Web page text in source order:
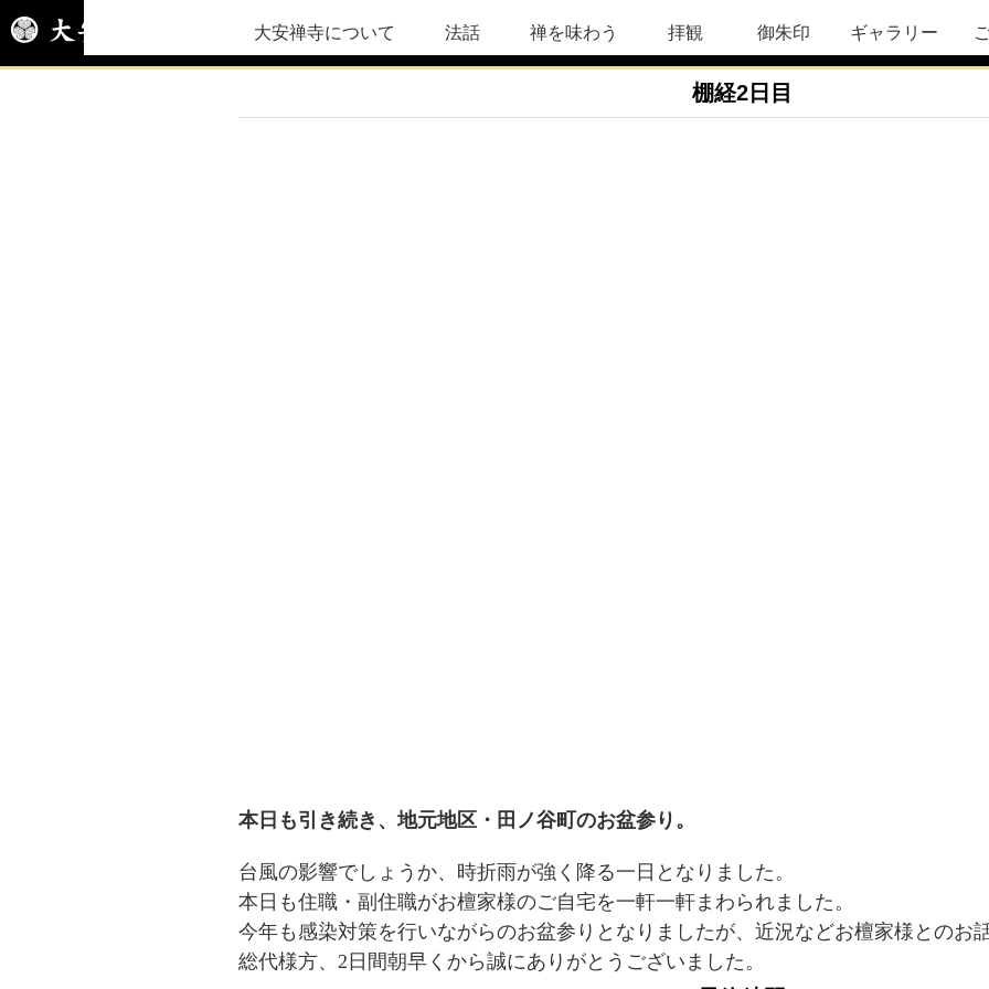
大安禅寺について 法話 禅を味わう 拝観 御朱印 ギャラリー
棚経2日目
本日も引き続き、地元地区・田ノ谷町のお盆参り。
台風の影響でしょうか、時折雨が強く降る一日となりました。
本日も住職・副住職がお檀家様のご自宅を一軒一軒まわられました。
今年も感染対策を行いながらのお盆参りとなりましたが、近況などお檀家様とのお
総代様方、2日間朝早くから誠にありがとうございました。